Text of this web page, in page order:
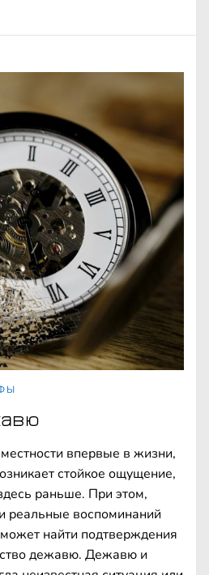
впервые в жизни,
стойкое ощущение,
раньше. При этом,
реальные воспоминаний
найти подтверждения
дежавю. Дежавю и